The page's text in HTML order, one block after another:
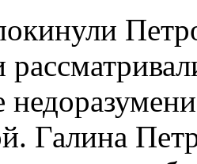
Галина